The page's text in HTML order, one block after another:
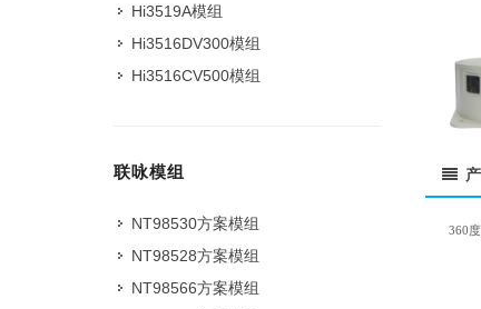
360
Hi3519A模组
Hi3516DV300模组
Hi3516CV500模组
联咏模组
NT98530方案模组
NT98528方案模组
NT98566方案模组